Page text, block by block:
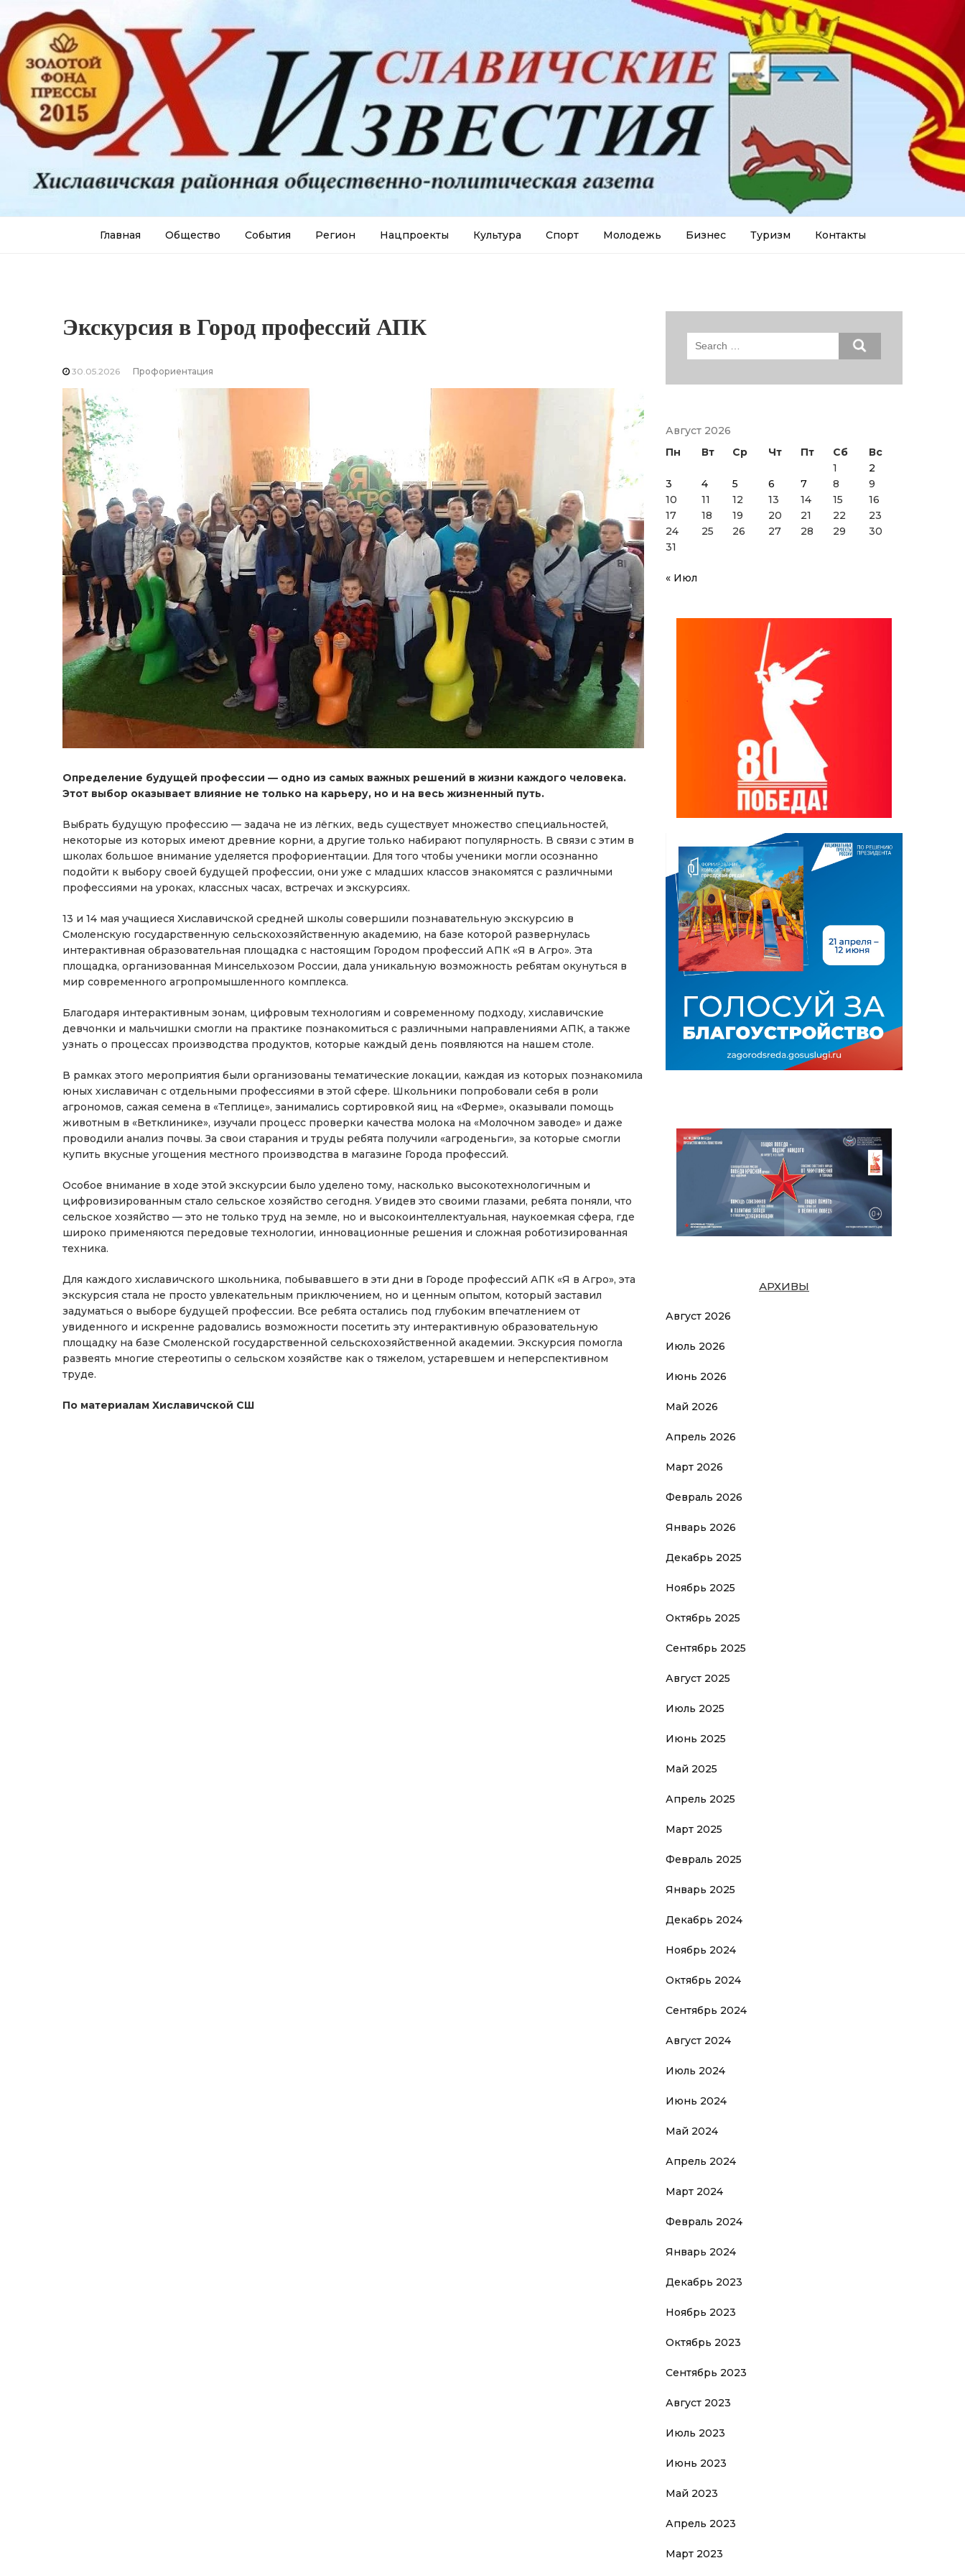
Главная Общество События Регион Нацпроекты Культура Спорт Молодежь Бизнес Туризм Контакты
Экскурсия в Город профессий АПК
30.05.2026 Профориентация
Определение будущей профессии — одно из самых важных решений в жизни каждого человека.
Этот выбор оказывает влияние не только на карьеру, но и на весь жизненный путь.
Выбрать будущую профессию — задача не из лёгких, ведь существует множество специальностей,
некоторые из которых имеют древние корни, а другие только набирают популярность. В связи с этим в
школах большое внимание уделяется профориентации. Для того чтобы ученики могли осознанно
подойти к выбору своей будущей профессии, они уже с младших классов знакомятся с различными
профессиями на уроках, классных часах, встречах и экскурсиях.
13 и 14 мая учащиеся Хиславичской средней школы совершили познавательную экскурсию в
Смоленскую государственную сельскохозяйственную академию, на базе которой развернулась
интерактивная образовательная площадка с настоящим Городом профессий АПК «Я в Агро». Эта
площадка, организованная Минсельхозом России, дала уникальную возможность ребятам окунуться в
мир современного агропромышленного комплекса.
Благодаря интерактивным зонам, цифровым технологиям и современному подходу, хиславичские
девчонки и мальчишки смогли на практике познакомиться с различными направлениями АПК, а также
узнать о процессах производства продуктов, которые каждый день появляются на нашем столе.
В рамках этого мероприятия были организованы тематические локации, каждая из которых познакомила
юных хиславичан с отдельными профессиями в этой сфере. Школьники попробовали себя в роли
агрономов, сажая семена в «Теплице», занимались сортировкой яиц на «Ферме», оказывали помощь
животным в «Ветклинике», изучали процесс проверки качества молока на «Молочном заводе» и даже
проводили анализ почвы. За свои старания и труды ребята получили «агроденьги», за которые смогли
купить вкусные угощения местного производства в магазине Города профессий.
Особое внимание в ходе этой экскурсии было уделено тому, насколько высокотехнологичным и
цифровизированным стало сельское хозяйство сегодня. Увидев это своими глазами, ребята поняли, что
сельское хозяйство — это не только труд на земле, но и высокоинтеллектуальная, наукоемкая сфера, где
широко применяются передовые технологии, инновационные решения и сложная роботизированная
техника.
Для каждого хиславичского школьника, побывавшего в эти дни в Городе профессий АПК «Я в Агро», эта
экскурсия стала не просто увлекательным приключением, но и ценным опытом, который заставил
задуматься о выборе будущей профессии. Все ребята остались под глубоким впечатлением от
увиденного и искренне радовались возможности посетить эту интерактивную образовательную
площадку на базе Смоленской государственной сельскохозяйственной академии. Экскурсия помогла
развеять многие стереотипы о сельском хозяйстве как о тяжелом, устаревшем и неперспективном
труде.
По материалам Хиславичской СШ
Search
Август 2026
Пн
Вт Ср Чт Пт Сб
Вс
1
2
3
4 5 6 7 8
9
10
11 12 13 14 15
16
17
18 19 20 21 22
23
24
25 26 27 28 29
30
31
« Июл
АРХИВЫ
Август 2026
Июль 2026
Июнь 2026
Май 2026
Апрель 2026
Март 2026
Февраль 2026
Январь 2026
Декабрь 2025
Ноябрь 2025
Октябрь 2025
Сентябрь 2025
Август 2025
Июль 2025
Июнь 2025
Май 2025
Апрель 2025
Март 2025
Февраль 2025
Январь 2025
Декабрь 2024
Ноябрь 2024
Октябрь 2024
Сентябрь 2024
Август 2024
Июль 2024
Июнь 2024
Май 2024
Апрель 2024
Март 2024
Февраль 2024
Январь 2024
Декабрь 2023
Ноябрь 2023
Октябрь 2023
Сентябрь 2023
Август 2023
Июль 2023
Июнь 2023
Май 2023
Апрель 2023
Март 2023